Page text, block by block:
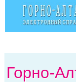
Горно-